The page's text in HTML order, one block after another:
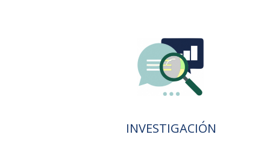
INVESTIGACIÓN